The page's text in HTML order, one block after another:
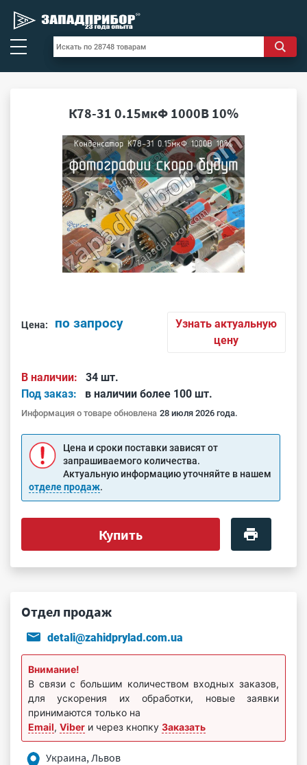
К78-31 0.15мкФ 1000В 10%
Цена: по запросу
Узнать актуальную
цену
В наличии:
34 шт.
Под заказ:
в наличии более 100 шт.
Информация о товаре обновлена 28 июля 2026 года.
Цена и сроки поставки зависят от
запрашиваемого количества.
Актуальную информацию уточняйте в нашем
отделе продаж.
Купить
Отдел продаж
detali@zahidprylad.com.ua
Внимание!
В связи с большим количеством входных заказов,
для ускорения их обработки, новые заявки
принимаются только на
Email, Viber и через кнопку Заказать
Украина, Львов